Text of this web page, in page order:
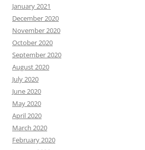
January 2021
December 2020
November 2020
October 2020
September 2020
August 2020
July 2020
June 2020
May 2020
April 2020
March 2020
February 2020